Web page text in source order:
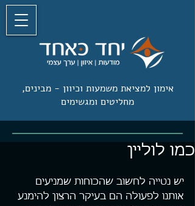
אימון למציאת משמעות וכיוון -מבינים,
מחליטים ומגשימים
כמו לוליין
יש נטייה לחשוב שהכוחות שמניעים
אותנו לפעולה הם בעיקר הרצון להימנע